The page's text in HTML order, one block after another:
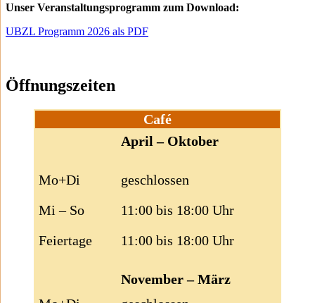
Unser Veranstaltungsprogramm zum Download:
UBZL Programm 2026 als PDF
Öffnungszeiten
Café
April – Oktober
Mo+Di
Mi – So
Feiertage
geschlossen
11:00 bis 18:00 Uhr
11:00 bis 18:00 Uhr
November – März